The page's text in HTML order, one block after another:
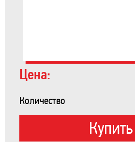
Цена:
Количество
Купить